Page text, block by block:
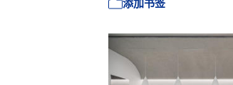
添加书签